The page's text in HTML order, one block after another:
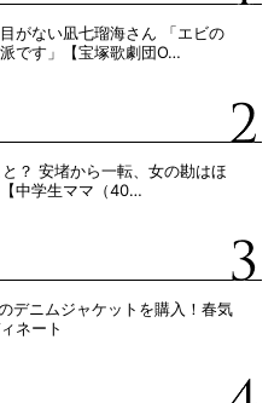
がない凪七瑠海さん 「エビの
です」【宝塚歌劇団O…
？ 安堵から一転、女の勘はほ
中学生ママ（40…
デニムジャケットを購入！春気
ネート